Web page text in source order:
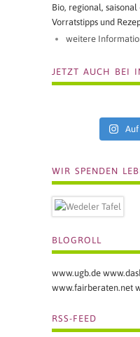
Bio, regional,
Vorratstipps und
weitere
JETZT AUCH BEI
WIR SPENDEN
BLOGROLL
www.ugb.de
www.fairberaten.net
RSS-FEED